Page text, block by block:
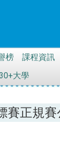
榜 課程資訊
大學
賽正規